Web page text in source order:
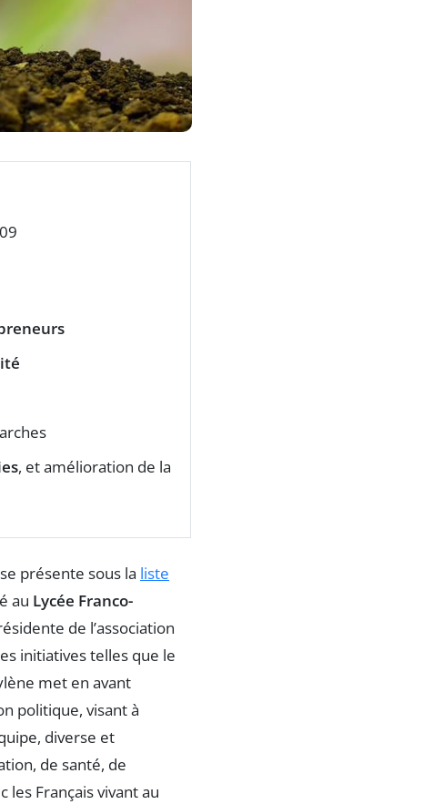
, et amélioration de la
présente sous la liste
au Lycée Franco-
de l’association
initiatives telles que le
met en avant
politique, visant à
diverse et
de santé, de
Français vivant au